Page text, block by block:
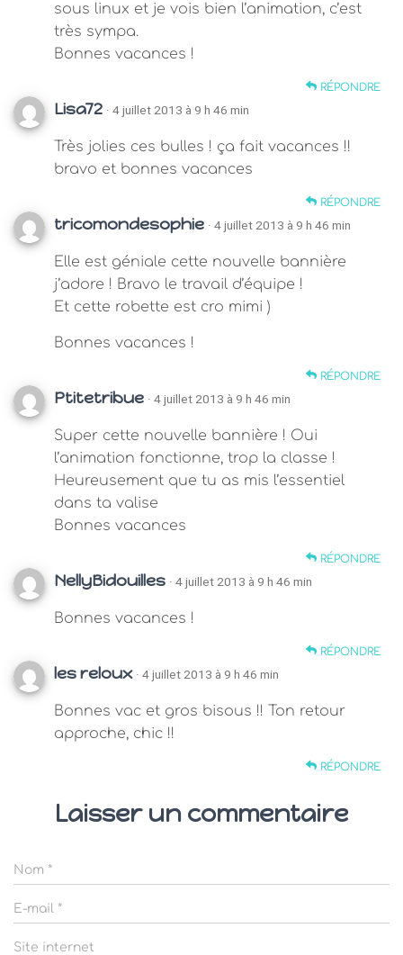
sous linux et je vois bien l’animation, c’est
très sympa.
Bonnes vacances !
RÉPONDRE
Lisa72 · 4 juillet 2013 à 9 h 46 min
Très jolies ces bulles ! ça fait vacances !!
bravo et bonnes vacances
RÉPONDRE
tricomondesophie · 4 juillet 2013 à 9 h 46 min
Elle est géniale cette nouvelle bannière
j’adore ! Bravo le travail d’équipe !
Et cette robette est cro mimi )
Bonnes vacances !
RÉPONDRE
Ptitetribue · 4 juillet 2013 à 9 h 46 min
Super cette nouvelle bannière ! Oui
l’animation fonctionne, trop la classe !
Heureusement que tu as mis l’essentiel
dans ta valise
Bonnes vacances
RÉPONDRE
NellyBidouilles · 4 juillet 2013 à 9 h 46 min
Bonnes vacances !
RÉPONDRE
les reloux · 4 juillet 2013 à 9 h 46 min
Bonnes vac et gros bisous !! Ton retour
approche, chic !!
RÉPONDRE
Laisser un commentaire
Nom *
E-mail *
Site internet